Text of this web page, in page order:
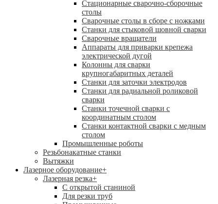
Стационарные сварочно-сборочные
столы
Сварочные столы в сборе с ножками
Станки для стыковой шовной сварки
Сварочные вращатели
Аппараты для приварки крепежа
электрической дугой
Колонны для сварки
крупногабаритных деталей
Станки для заточки электродов
Станки для радиальной роликовой
сварки
Станки точечной сварки с
координатным столом
Станки контактной сварки с медным
столом
Промышленные роботы
Резьбонакатные станки
Вытяжки
Лазерное оборудование+
Лазерная резка+
С открытой станиной
Для резки труб